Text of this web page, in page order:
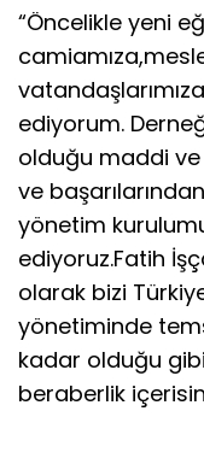
“Öncelikle yeni
ediyorum.
olduğu maddi
ve
yönetim
ediyoruz.Fatih
olarak bizi
yönetiminde
kadar olduğu
beraberlik